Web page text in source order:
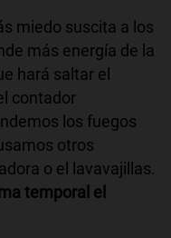
miedo suscita a los
más energía de la
hará saltar el
contador
los fuegos
otros
o el lavavajillas.
temporal el